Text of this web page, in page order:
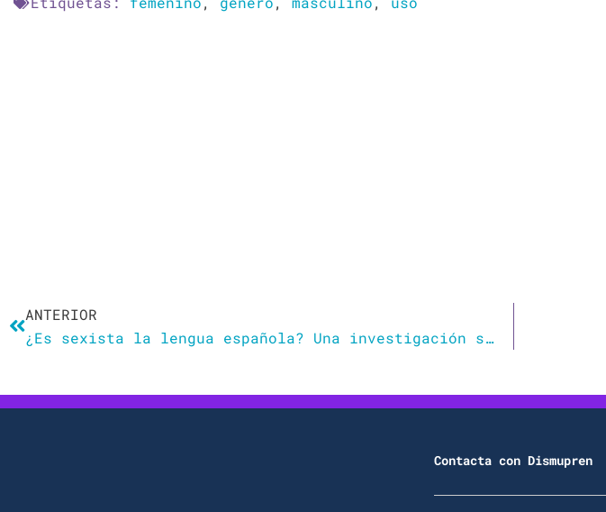
ANTERIOR
¿Es sexista la lengua española? Una investigación sobre el género gramatical
Contacta con Dismupren